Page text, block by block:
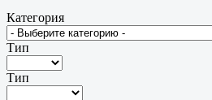
Категория
Тип
Тип